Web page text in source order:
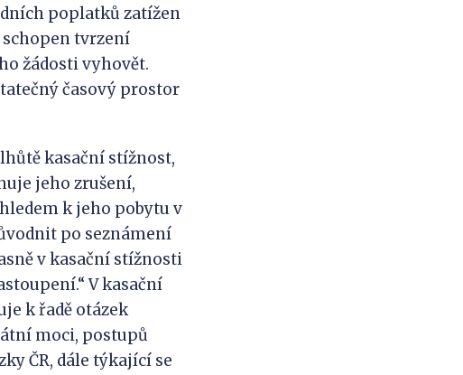
poplatků zatížen
tvrzení
žádosti vyhovět.
časový prostor
kasační stížnost,
jeho zrušení,
k jeho pobytu v
po seznámení
v kasační stížnosti
V kasační
k řadě otázek
moci, postupů
ČR, dále týkající se